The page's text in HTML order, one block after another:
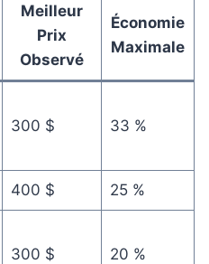
Meilleur
Prix
Observé
Économie
Maximale
300 $ 33 %
400 $ 25 %
300 $ 20 %